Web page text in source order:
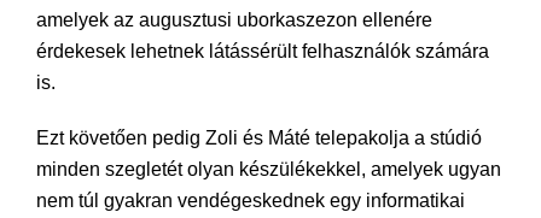
amelyek az augusztusi uborkaszezon ellenére
érdekesek lehetnek látássérült felhasználók számára
is.
Ezt követően pedig Zoli és Máté telepakolja a stúdió
minden szegletét olyan készülékekkel, amelyek ugyan
nem túl gyakran vendégeskednek egy informatikai